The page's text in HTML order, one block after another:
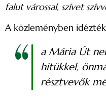
falut várossal, szívet
A közleményben
a Mária Út
hitükkel,
résztvevők